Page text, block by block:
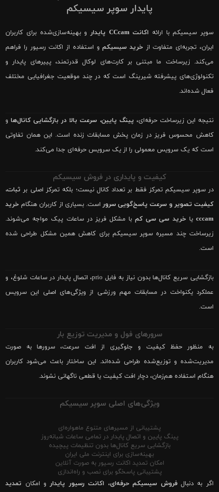
پایدار سوپر سیسیکم
سوپر سیسیکم با ارائه اکانت CCcam پایدار
و بهینه‌سازی‌شده برای کاربران
ایران، تجربه‌ای متفاوت از خرید سیسیکمو استفاده از اکانت رسیور را فراهم
می‌کند. زیرساخت ما مبتنی بر کارت‌های لوکال قدرتمند، پییرهای پایدار و
تکنولوژی‌های پیشرفته شیرینگ است که در چند موقعیت جغرافیایی مختلف
فعال شده‌اند.
نتیجه این زیرساخت حرفه‌ای، پینگ پایین، سرعت بالا در بازگشایی کانال‌هاو
کاهش محسوس فریز در زمان پخش مسابقات زنده است. این همان تفاوتی
است که یک سرویس معمولی را از یک سرویس حرفه‌ای جدا می‌کند.
کیفیت و پایداری در فروش سیسیکم
در سوپر سیسیکم تمرکز فقط بر تعداد کانال نیست؛ بلکه تمرکز اصلی بر ثبات،
کیفیت تصویر و سرعت پاسخ‌گویی سروراست. بسیاری از کاربران هنگام خرید
cccam یا خرید سی سی کمبا مشکل فریز در ساعات پیک مواجه می‌شوند.
زیرساخت چند مسیره سوپر سیسیکم برای کاهش همین مشکل طراحی شده
است.
بازگشایی سریع کانال‌ها بدون نیاز به فایل prio، اتصال پایدار در ساعات شلوغ، و
عملکرد یکنواخت در مسابقات مهم ورزشی از ویژگی‌های اصلی این سرویس
است.
سرورهای فول و مدیریت توزیع بار
به منظور حفظ کیفیت و جلوگیری از افت سرعت، سرورها به صورت
مدیریت‌شده و توزیع‌شده طراحی شده‌اند. این ساختار باعث می‌شود کاربران
هنگام استفاده هم‌زمان، دچار افت کیفیت یا قطعی ناگهانی نشوند.
ویژگی‌های اصلی سوپر سیسیکم
پشتیبانی از مسیرهای متنوع ماهواره‌ای
پینگ پایین و اتصال پایدار در تمامی ساعات شبانه‌روز
بازگشایی سریع کانال‌ها بدون تنظیمات پیچیده
بهینه‌سازی برای اینترنت ملی ایران
امکان تمدید اکانت رسیور به صورت آنلاین
پشتیبانی پاسخگو برای نصب و راه‌اندازی
اگر به دنبالفروش سیسیکم حرفه‌ای، اکانت رسیور پایدارو امکان تمدید